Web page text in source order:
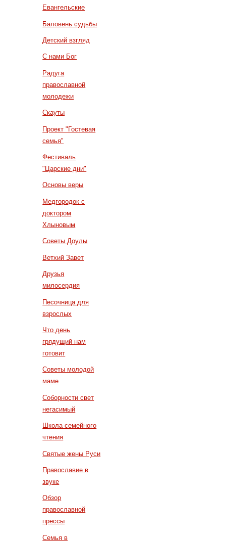
Евангельские
Баловень судьбы
Детский взгляд
С нами Бог
Радуга
православной
молодежи
Скауты
Проект "Гостевая
семья"
Фестиваль
"Царские дни"
Основы веры
Медгородок с
доктором
Хлыновым
Советы Доулы
Ветхий Завет
Друзья
милосердия
Песочница для
взрослых
Что день
грядущий нам
готовит
Советы молодой
маме
Соборности свет
негасимый
Школа семейного
чтения
Святые жены Руси
Православие в
звуке
Обзор
православной
прессы
Семья в